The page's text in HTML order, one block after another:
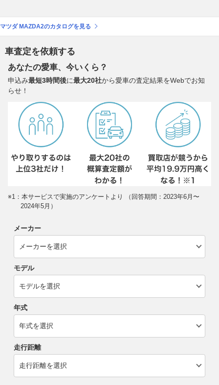
マツダ MAZDA2のカタログを見る
車査定を依頼する
あなたの愛車、今いくら？
申込み最短3時間後に最大20社から愛車の査定結果をWebでお知
らせ！
※1：本サービスで実施のアンケートより （回答期間：2023年6月〜
2024年5月）
メーカー
モデル
年式
走行距離